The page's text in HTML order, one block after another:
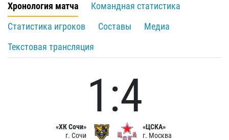
Хронология матча
Командная статистика
Статистика игроков
Составы
Медиа
Текстовая трансляция
«ХК Сочи»
г. Сочи
1:4
«ЦСКА»
г. Москва